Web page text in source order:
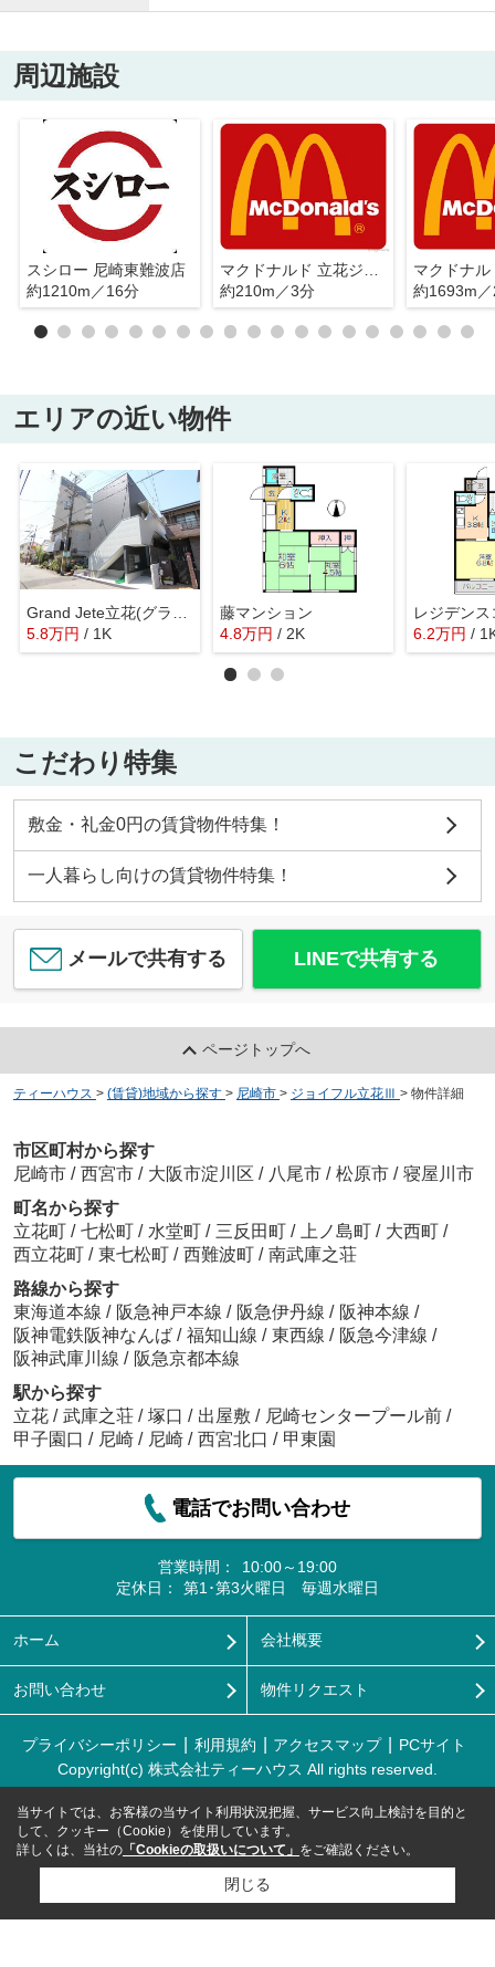
周辺施設
スシロー 尼崎東難波店
約1210m／16分
約210m／3分
約1693m
エリアの近い物件
Grand Jete立花(グランジュテ立花)
5.8万円 / 1K
藤マンション
4.8万円 / 2K
レジデン
6.2万円 /
こだわり特集
敷金・礼金0円の賃貸物件特集！
一人暮らし向けの賃貸物件特集！
メールで共有する LINEで共有する
ページトップへ
ティーハウス > (賃貸)地域から探す > 尼崎市 > ジョイフル立花Ⅲ > 物件詳細
市区町村から探す
尼崎市 / 西宮市 / 大阪市淀川区 / 八尾市 / 松原市 / 寝屋川市
町名から探す
立花町 / 七松町 / 水堂町 / 三反田町 / 上ノ島町 / 大西町 /
西立花町 / 東七松町 / 西難波町 / 南武庫之荘
路線から探す
東海道本線 / 阪急神戸本線 / 阪急伊丹線 / 阪神本線 /
阪神電鉄阪神なんば / 福知山線 / 東西線 / 阪急今津線 /
阪神武庫川線 / 阪急京都本線
駅から探す
立花 / 武庫之荘 / 塚口 / 出屋敷 / 尼崎センタープール前 /
甲子園口 / 尼崎 / 尼崎 / 西宮北口 / 甲東園
電話でお問い合わせ
営業時間：
10:00～19:00
定休日：
第1･第3火曜日 毎週水曜日
ホーム 会社概要
お問い合わせ 物件リクエスト
プライバシーポリシー 利用規約 アクセスマップ
PCサイト
Copyright(c) 株式会社ティーハウス All rights reserved.
当サイトでは、お客様の当サイト利用状況把握、サービス向上検討を目的と
して、クッキー（Cookie）を使用しています。
詳しくは、当社の 「Cookieの取扱いについて」 をご確認ください。
閉じる